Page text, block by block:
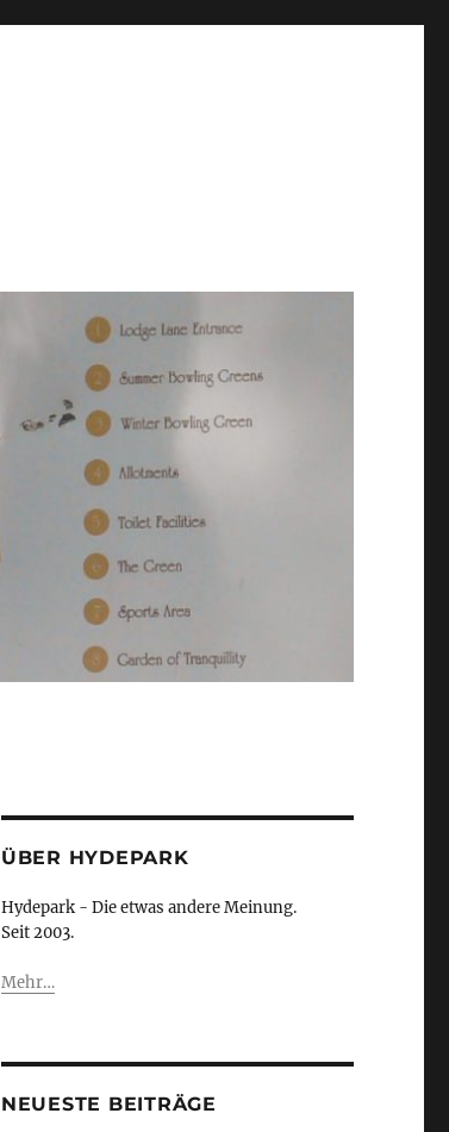
ÜBER HYDEPARK
Hydepark - Die etwas andere Meinung.
Seit 2003.
Mehr…
NEUESTE BEITRÄGE